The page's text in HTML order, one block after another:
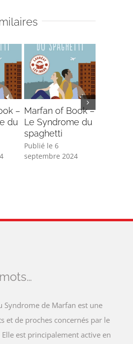
–
du
Marfan of Book –
Le Syndrome du
spaghetti
Publié le 6
septembre 2024
Syndrome de Marfan est une
et de proches concernés par le
est principalement active en